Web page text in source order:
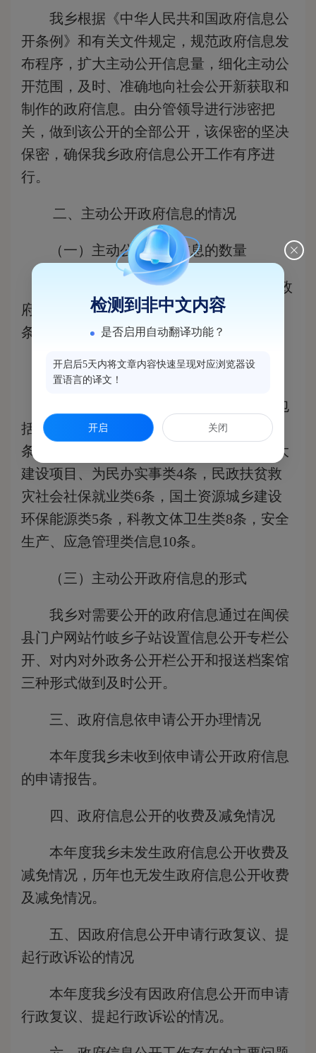
我乡根据《中华人民共和国政府信息公
开条例》和有关文件规定，规范政府信息发
布程序，扩大主动公开信息量，细化主动公
开范围，及时、准确地向社会公开新获取和
制作的政府信息。由分管领导进行涉密把
关，做到该公开的全部公开，该保密的坚决
保密，确保我乡政府信息公开工作有序进
行。
二、主动公开政府信息的情况
（一） 主动公开政府信息的数量
截至2014年12月31日，我乡主动公开政
府信息共54条，历年累计公开政府信息432
条。
（二）主动公开政府信息的主要类别
2014年主动公开的政府信息中，其中包
括机构职能类13条，政策、规范性文件类4
条，规划计划类2条，行政许可类2条，重大
建设项目、为民办实事类4条，民政扶贫救
灾社会社保就业类6条，国土资源城乡建设
环保能源类5条，科教文体卫生类8条，安全
生产、应急管理类信息10条。
（三）主动公开政府信息的形式
我乡对需要公开的政府信息通过在闽侯
县门户网站竹岐乡子站设置信息公开专栏公
开、对内对外政务公开栏公开和报送档案馆
三种形式做到及时公开。
三、政府信息依申请公开办理情况
本年度我乡未收到依申请公开政府信息
的申请报告。
四、政府信息公开的收费及减免情况
本年度我乡未发生政府信息公开收费及
减免情况，历年也无发生政府信息公开收费
及减免情况。
五、因政府信息公开申请行政复议、提
起行政诉讼的情况
本年度我乡没有因政府信息公开而申请
行政复议、提起行政诉讼的情况。
检测到非中文内容
是否启用自动翻译功能？
开启后5天内将文章内容快速呈现对应浏览器设
置语言的译文！
开启 关闭